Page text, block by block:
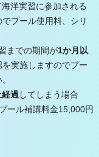
海洋実習に参加される
プール使用料、シリ
までの期間が1か月以
実施しますのでプー
過 してしまう場合
ール補講料金15,000円